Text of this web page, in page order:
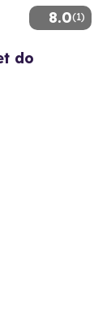
8.0(1)
do